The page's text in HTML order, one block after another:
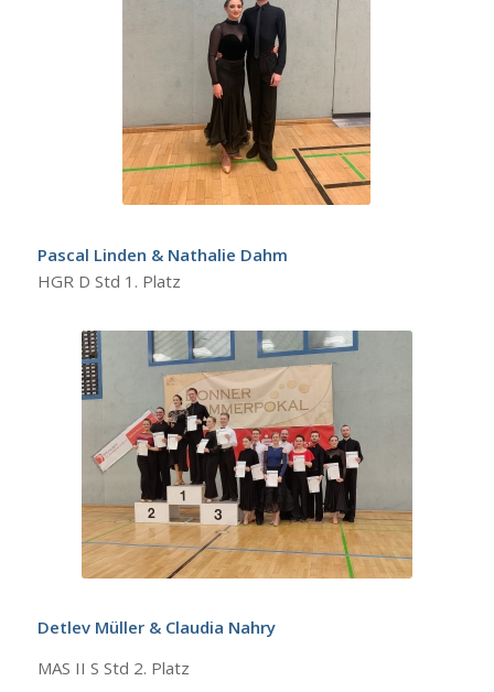
Pascal Linden & Nathalie Dahm
HGR D Std 1. Platz
Detlev Müller & Claudia Nahry
MAS II S Std 2. Platz